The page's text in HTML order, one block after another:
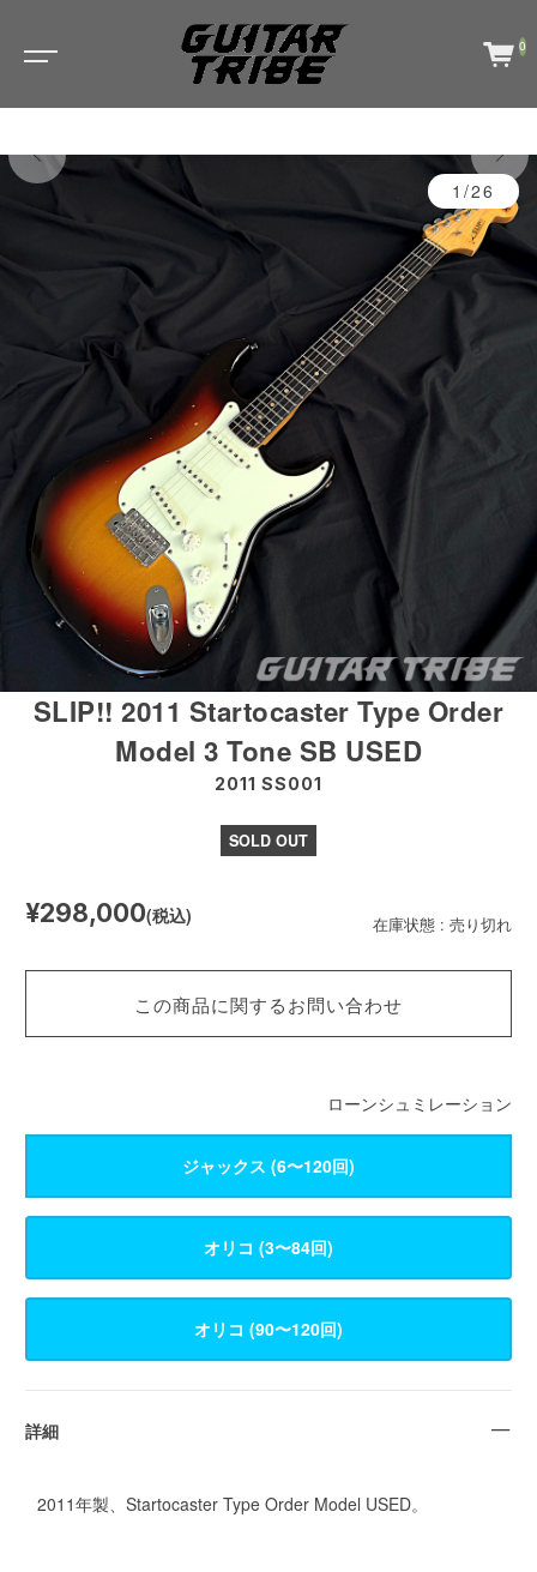
0
1/26
SLIP!! 2011 Startocaster Type Order
Model 3 Tone SB USED
2011 SS001
SOLD OUT
在庫状態 : 売り切れ
¥298,000(税込)
この商品に関するお問い合わせ
ローンシュミレーション
ジャックス (6〜120回)
詳細
2011年製、Startocaster Type Order Model USED。